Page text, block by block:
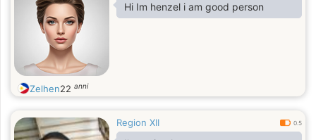
Hi Im henzel i am good person
Zelhen22 anni
Region XII 0.5